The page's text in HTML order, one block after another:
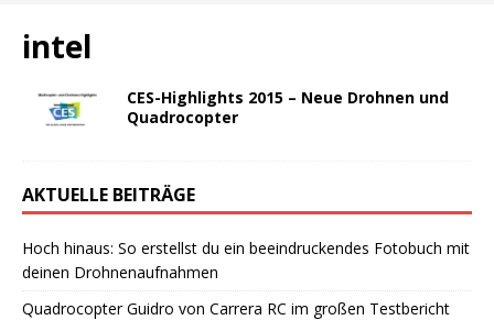
intel
CES-Highlights 2015 – Neue Drohnen und
Quadrocopter
AKTUELLE BEITRÄGE
Hoch hinaus: So erstellst du ein beeindruckendes Fotobuch mit
deinen Drohnenaufnahmen
Quadrocopter Guidro von Carrera RC im großen Testbericht